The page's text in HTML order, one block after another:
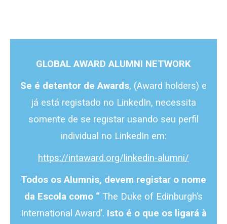
GLOBAL AWARD ALUMNI NETWORK
Se é detentor de Awards, (Award holders) e
já está registado no LinkedIn, necessita
somente de se registar usando seu perfil
individual no LinkedIn em:
https://intaward.org/linkedin-alumni/
Todos os Alumnis, devem registar o nome
da Escola como “ The Duke of Edinburgh’s
International Award’. Isto é o que os ligará à